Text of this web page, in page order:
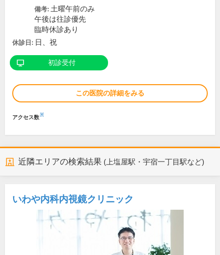
備考: 土曜午前のみ
午後は往診優先
臨時休診あり
休診日: 日、祝
初診受付
この医院の詳細をみる
アクセス数※
近隣エリアの検索結果 (上塩屋駅・宇宿一丁目駅など)
いわや内科内視鏡クリニック